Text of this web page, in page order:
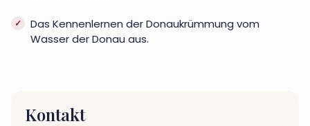
Das Kennenlernen der Donaukrümmung vom
Wasser der Donau aus.
Kontakt